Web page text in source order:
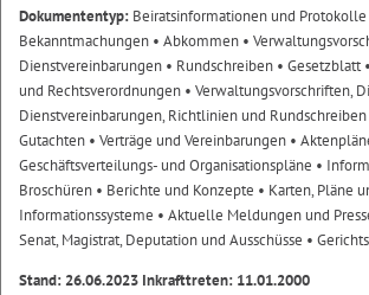
Dokumententyp: Beiratsinformationen und Protokolle
Bekanntmachungen • Abkommen •
Dienstvereinbarungen • Rundschreiben • Gesetzblatt
und Rechtsverordnungen • Verwaltungsvorschriften,
Dienstvereinbarungen, Richtlinien und Rundschreiben
Gutachten • Verträge und Vereinbarungen •
Geschäftsverteilungs- und Organisationspläne •
Broschüren • Berichte und Konzepte • Karten, Pläne
Informationssysteme • Aktuelle Meldungen und
Senat, Magistrat, Deputation und Ausschüsse •
Stand: 26.06.2023 Inkrafttreten: 11.01.2000